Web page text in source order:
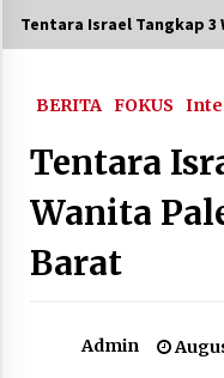
Jelang
May
Tentara Israel Tangkap
BERITA FOKUS
Tentara
Wanita
Barat
Admin